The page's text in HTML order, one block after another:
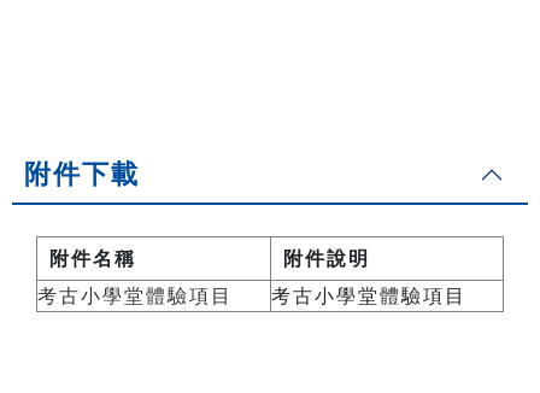
附件下載
附件名稱
附件說明
考古小學堂體驗項目
考古小學堂體驗項目